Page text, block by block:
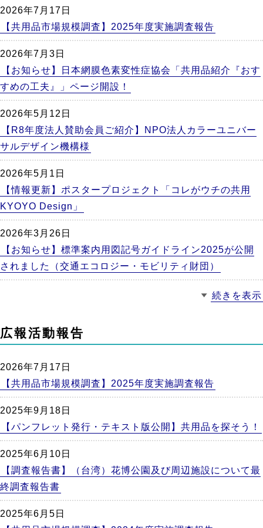
2026年7月17日
【共用品市場規模調査】2025年度実施調査報告
2026年7月3日
【お知らせ】日本網膜色素変性症協会「共用品紹介『おす
すめの工夫』」ページ開設！
2026年5月12日
【R8年度法人賛助会員ご紹介】NPO法人カラーユニバー
サルデザイン機構様
2026年5月1日
【情報更新】ポスタープロジェクト「コレがウチの共用
KYOYO Design」
2026年3月26日
【お知らせ】標準案内用図記号ガイドライン2025が公開
されました（交通エコロジー・モビリティ財団）
続きを表示
広報活動報告
2026年7月17日
【共用品市場規模調査】2025年度実施調査報告
2025年9月18日
【パンフレット発行・テキスト版公開】共用品を探そう！
2025年6月10日
【調査報告書】（台湾）花博公園及び周辺施設について最
終調査報告書
2025年6月5日